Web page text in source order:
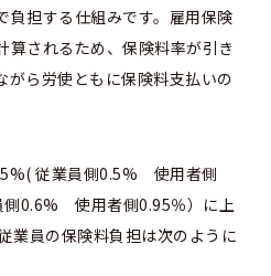
負担する仕組みです。雇用保険
算されるため、保険料率が引き
がら労使ともに保険料支払いの
従業員側0.5% 使用者側
側0.6% 使用者側0.95％）に上
業員の保険料負担は次のように